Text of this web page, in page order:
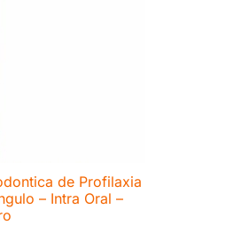
de Profilaxia
– Intra Oral –